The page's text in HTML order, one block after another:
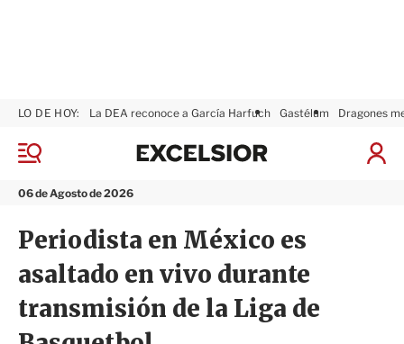
M
n
06 de Agosto de 2026
LO DE HOY: La DEA reconoce a García Harfuch Gastélum Dragones
I
x
i
r
Periodista en México es
asaltado en vivo durante
transmisión de la Liga de